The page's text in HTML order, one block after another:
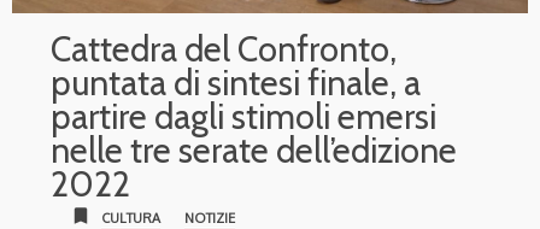
Cattedra del Confronto,
puntata di sintesi finale, a
partire dagli stimoli emersi
nelle tre serate dell’edizione
2022
bookmark CULTURA NOTIZIE